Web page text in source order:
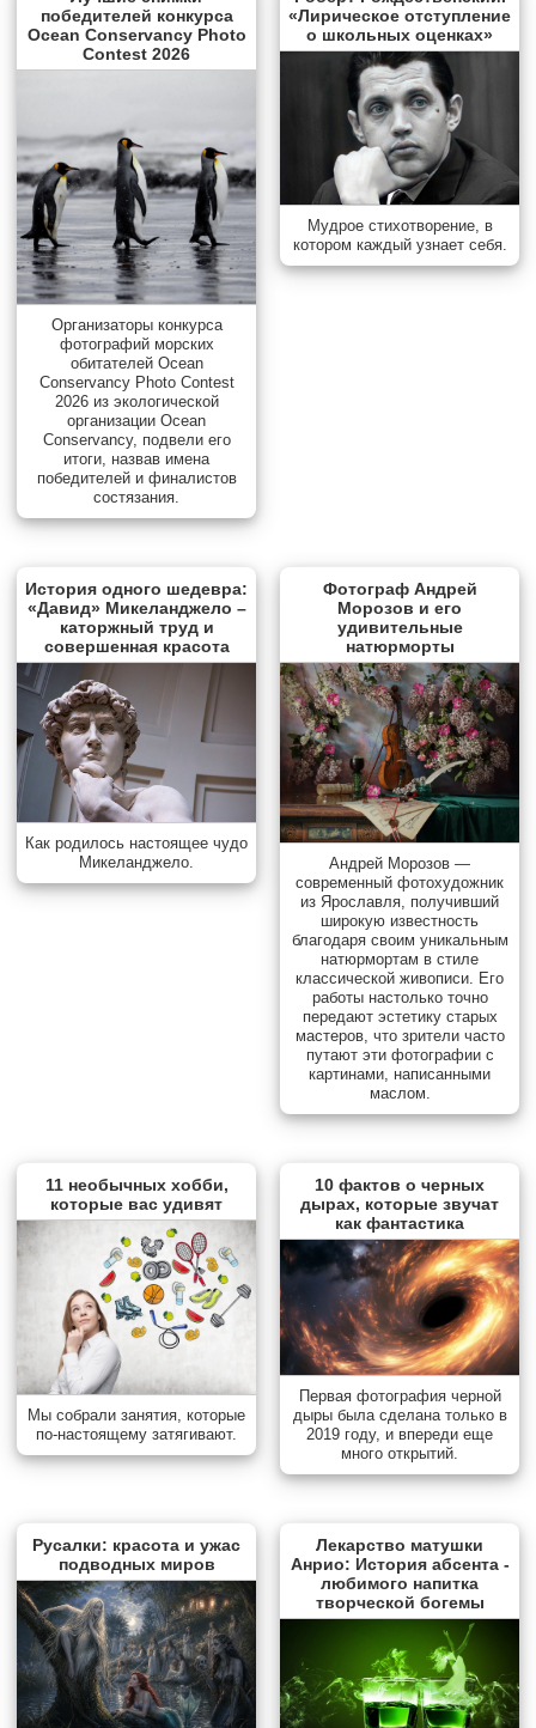
победителей конкурса
Ocean Conservancy Photo
Contest 2026
Организаторы конкурса
фотографий морских
обитателей Ocean
Conservancy Photo Contest
2026 из экологической
организации Ocean
Conservancy, подвели его
итоги, назвав имена
победителей и финалистов
состязания.
«Лирическое отступление
о школьных оценках»
Мудрое стихотворение, в
котором каждый узнает себя.
История одного шедевра:
«Давид» Микеланджело –
каторжный труд и
совершенная красота
Как родилось настоящее чудо
Микеланджело.
Фотограф Андрей
Морозов и его
удивительные
натюрморты
Андрей Морозов —
современный фотохудожник
из Ярославля, получивший
широкую известность
благодаря своим уникальным
натюрмортам в стиле
классической живописи. Его
работы настолько точно
передают эстетику старых
мастеров, что зрители часто
путают эти фотографии с
картинами, написанными
маслом.
11 необычных хобби,
которые вас удивят
Мы собрали занятия, которые
по-настоящему затягивают.
10 фактов о черных
дырах, которые звучат
как фантастика
Первая фотография черной
дыры была сделана только в
2019 году, и впереди еще
много открытий.
Русалки: красота и ужас
подводных миров
Лекарство матушки
Анрио: История абсента -
любимого напитка
творческой богемы